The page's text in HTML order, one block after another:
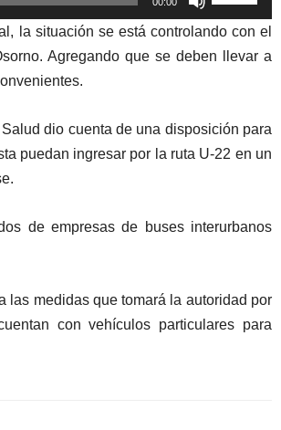
las
teclas
de
para
aumentar
el
la situación se está controlando con el
Agregando que se deben llevar a
dio cuenta de una disposición para
puedan ingresar por la ruta U-22 en un
de empresas de buses interurbanos
las medidas que tomará la autoridad por
con vehículos particulares para